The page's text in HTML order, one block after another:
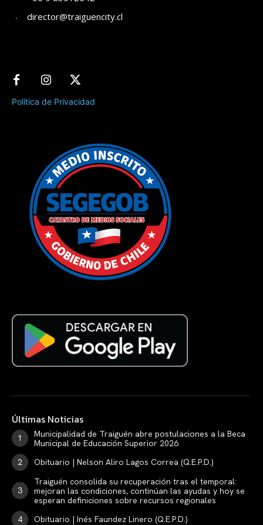
director@traiguencity.cl
Política de Privacidad
Últimas Noticias
Municipalidad de Traiguén abre postulaciones a la Beca
Municipal de Educación Superior 2026
Obituario | Nelson Aliro Lagos Correa (Q.E.P.D.)
Traiguén consolida su recuperación tras el temporal:
mejoran las condiciones, continúan las ayudas y hoy se
esperan definiciones sobre recursos regionales
Obituario | Inés Faundez Linero (Q.E.P.D.)